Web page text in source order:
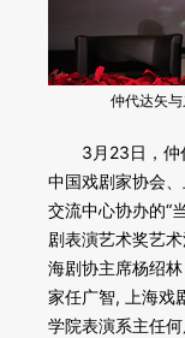
仲代达矢
3月23日，仲代
中国戏剧家协会
交流中心协办的“
剧表演艺术奖艺
海剧协主席杨绍
家任广智, 上海戏
学院表演系主任